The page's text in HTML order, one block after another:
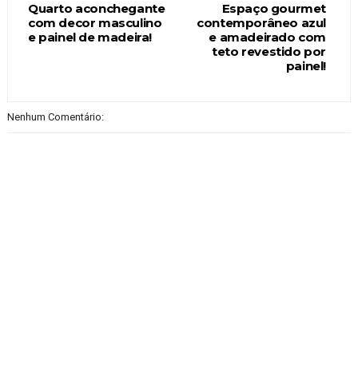
Espaço gourmet
contemporâneo azul
e amadeirado com
teto revestido por
painel!
Quarto aconchegante
com decor masculino
e painel de madeira!
Nenhum Comentário: